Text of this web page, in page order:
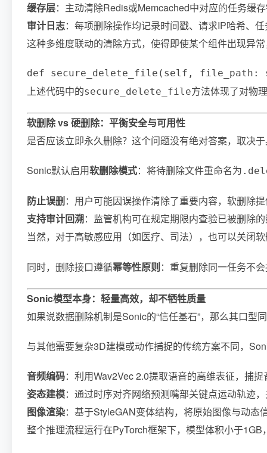
缓存层：主动清除Redis或Memcached中对应的任务缓
审计日志：每项删除操作均记录时间戳、请求IP哈希、
这种多维度联动的清除方式，使得即使某个组件出现异
def secure_delete_file(self, file_path:
上述代码中的secure_delete_file方法体现了对物
软删除 vs 硬删除：平衡安全与可用性
是否应该立即永久删除？这个问题没有绝对答案，取决
Sonic默认启用软删除模式：将待删除文件重命名为
防止误删：用户可能因误操作清除了重要内容，软删除
支持审计回溯：监管机构可在规定期限内查验已被删除
当然，对于高敏感应用（如医疗、司法），也可以关闭
同时，删除接口遵循幂等性原则：重复删除同一任务不
Sonic模型本身：轻量高效，却不牺牲质量
如果说数据删除机制是Sonic的“信任基石”，那么其口型
与其他需要复杂3D建模或动作捕捉的传统方案不同，
音频编码：利用Wav2Vec 2.0提取语音的高维表征，捕
姿态建模：通过时序对齐网络预测嘴部关键点运动轨迹
图像渲染：基于StyleGAN变体结构，将原始图像与动态
整个推理流程运行在PyTorch框架下，模型体积小于